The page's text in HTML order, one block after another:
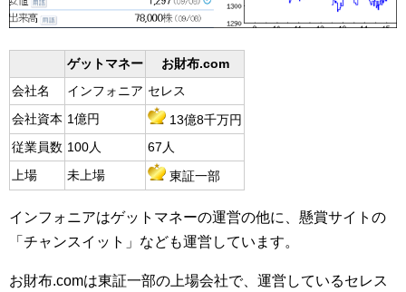
ゲットマネー
お財布.com
会社名
インフォニア セレス
会社資本 1億円
13億8千万円
従業員数 100人 67人
上場 未上場 東証一部
インフォニアはゲットマネーの運営の他に、懸賞サイトの
「チャンスイット」なども運営しています。
お財布.comは東証一部の上場会社で、運営しているセレス